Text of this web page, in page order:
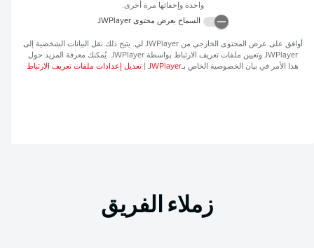
واحدة وإخفائها مرة أخرى.
السماح بعرض محتوىJWPlayer
أوافق على عرض المحتوى الخارجي منJWPlayer لي. يتيح ذلك نقل البيانات الشخصية إلى
JWPlayer وتعيين ملفات تعريف الارتباط بواسطةJWPlayer. يُمكنك معرفة المزيد حول
هذا الأمر في بيان الخصوصية الخاص بـJWPlayer تعديل إعدادات ملفات تعريف الارتباط
زملاء الفريق